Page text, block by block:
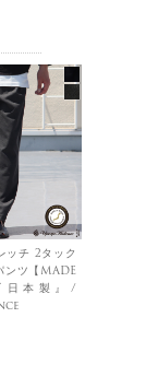
ッチ 2タック
ンツ【MADE
日本製』/